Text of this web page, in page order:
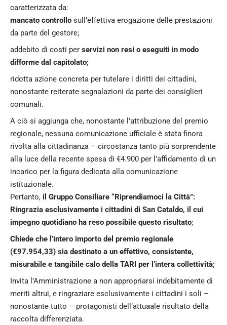
caratterizzata da:
mancato controllo sull’effettiva erogazione delle prestazioni
da parte del gestore;
addebito di costi per servizi non resi o eseguiti in modo
difforme dal capitolato;
ridotta azione concreta per tutelare i diritti dei cittadini,
nonostante reiterate segnalazioni da parte dei consiglieri
comunali.
A ciò si aggiunga che, nonostante l’attribuzione del premio
regionale, nessuna comunicazione ufficiale è stata finora
rivolta alla cittadinanza – circostanza tanto più sorprendente
alla luce della recente spesa di €4.900 per l’affidamento di un
incarico per la figura dedicata alla comunicazione
istituzionale.
Pertanto, il Gruppo Consiliare “Riprendiamoci la Città”:
Ringrazia esclusivamente i cittadini di San Cataldo, il cui
impegno quotidiano ha reso possibile questo risultato;
Chiede che l’intero importo del premio regionale
(€97.954,33) sia destinato a un effettivo, consistente,
misurabile e tangibile calo della TARI per l’intera collettività;
Invita l’Amministrazione a non appropriarsi indebitamente di
meriti altrui, e ringraziare esclusivamente i cittadini i soli –
nonostante tutto – protagonisti dell’attuaale risultato della
raccolta differenziata.